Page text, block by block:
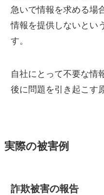
急いで情報を求める場
情報を提供しないとい
す。
自社にとって不要な情
後に問題を引き起こす
実際の被害例
詐欺被害の報告